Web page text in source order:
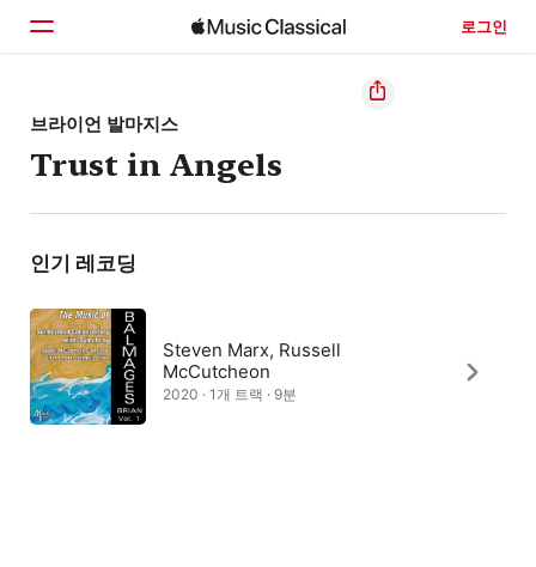
로그인
홈
둘러보기
검색
브라이언 발마지스
Trust in Angels
인기 레코딩
Steven Marx, Russell
McCutcheon
2020 · 1개 트랙 · 9분